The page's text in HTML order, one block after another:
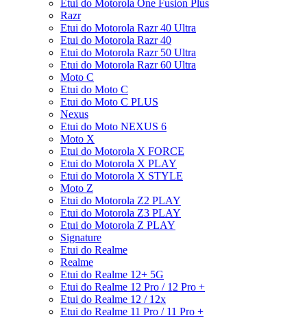
Etui do Motorola One Fusion Plus
Razr
Etui do Motorola Razr 40 Ultra
Etui do Motorola Razr 40
Etui do Motorola Razr 50 Ultra
Etui do Motorola Razr 60 Ultra
Moto C
Etui do Moto C
Etui do Moto C PLUS
Nexus
Etui do Moto NEXUS 6
Moto X
Etui do Motorola X FORCE
Etui do Motorola X PLAY
Etui do Motorola X STYLE
Moto Z
Etui do Motorola Z2 PLAY
Etui do Motorola Z3 PLAY
Etui do Motorola Z PLAY
Signature
Etui do Realme
Realme
Etui do Realme 12+ 5G
Etui do Realme 12 Pro / 12 Pro +
Etui do Realme 12 / 12x
Etui do Realme 11 Pro / 11 Pro +